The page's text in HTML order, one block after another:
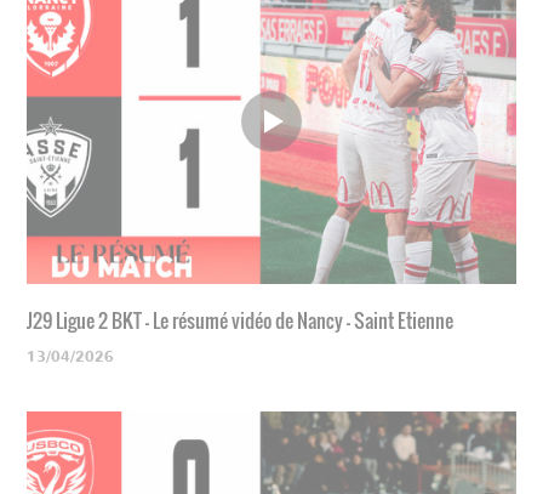
J29 Ligue 2 BKT - Le résumé vidéo de Nancy - Saint Etienne
13/04/2026